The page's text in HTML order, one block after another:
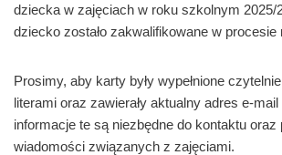
dziecka w zajęciach w roku szkolnym 2025/
dziecko zostało zakwalifikowane w procesie
Prosimy, aby karty były wypełnione
literami oraz zawierały aktualny adres e-
informacje te są niezbędne do kontaktu oraz
wiadomości związanych z zajęciami.